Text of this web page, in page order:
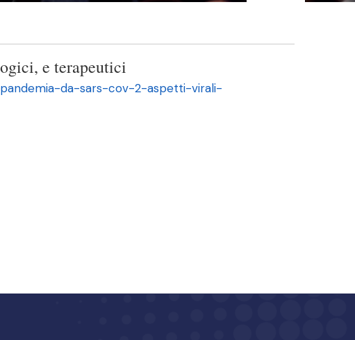
e terapeutici
da-sars-cov-2-aspetti-virali-